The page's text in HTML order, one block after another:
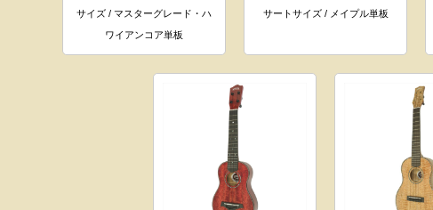
サイズ / マスターグレード・ハ
ワイアンコア単板
サートサイズ / メイプル単板